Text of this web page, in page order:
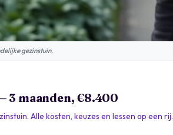
gezinstuin.
3 maanden, €8.400
Alle kosten, keuzes en lessen op een rij.